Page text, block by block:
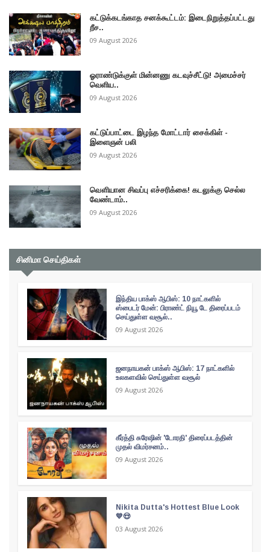
கட்டுக்கடங்காத சனக்கூட்டம்: இடைநிறுத்தப்பட்டது
றீச..
09 August 2026
ஓராண்டுக்குள் மின்னணு கடவுச்சீட்டு! அமைச்சர்
வெளிய..
09 August 2026
கட்டுப்பாட்டை இழந்த மோட்டார் சைக்கிள் -
இளைஞன் பலி
09 August 2026
வௌியான சிவப்பு எச்சரிக்கை! கடலுக்கு செல்ல
வேண்டாம்..
09 August 2026
சினிமா செய்திகள்
இந்திய பாக்ஸ் ஆபிஸ்: 10 நாட்களில்
ஸ்பைடர் மேன்: பிராண்ட் நியூ டே திரைப்படம்
செய்துள்ள வசூல்..
09 August 2026
ஜனநாயகன் பாக்ஸ் ஆபிஸ்: 17 நாட்களில்
உலகளவில் செய்துள்ள வசூல்
09 August 2026
கீர்த்தி சுரேஷின் 'டோரதி' திரைப்படத்தின்
முதல் விமர்சனம்..
09 August 2026
Nikita Dutta's Hottest Blue Look
💙😍
03 August 2026